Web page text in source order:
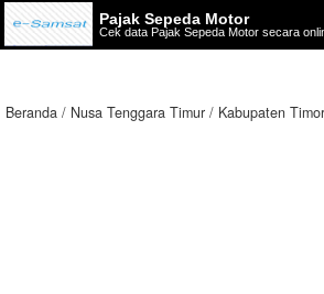
Pajak Sepeda Motor
Cek data Pajak Sepeda Motor secara
Beranda Nusa Tenggara Timur Kabupaten